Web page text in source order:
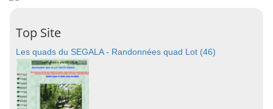
Top Site
Les quads du SEGALA - Randonnées quad Lot (46)